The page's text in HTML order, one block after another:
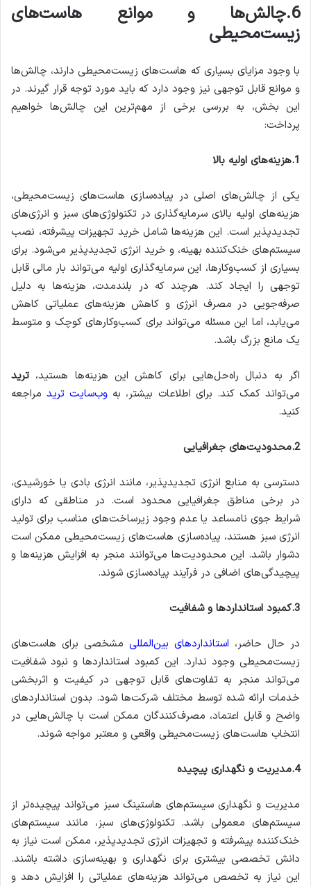
6.چالش‌ها و موانع هاست‌های
زیست‌محیطی
با وجود مزایای بسیاری که هاست‌های زیست‌محیطی دارند، چالش‌ها
و موانع قابل توجهی نیز وجود دارد که باید مورد توجه قرار گیرند. در
این بخش، به بررسی برخی از مهم‌ترین این چالش‌ها خواهیم
پرداخت:
1.هزینه‌های اولیه بالا
یکی از چالش‌های اصلی در پیاده‌سازی هاست‌های زیست‌محیطی،
هزینه‌های اولیه بالای سرمایه‌گذاری در تکنولوژی‌های سبز و انرژی‌های
تجدیدپذیر است. این هزینه‌ها شامل خرید تجهیزات پیشرفته، نصب
سیستم‌های خنک‌کننده بهینه، و خرید انرژی تجدیدپذیر می‌شود. برای
بسیاری از کسب‌وکارها، این سرمایه‌گذاری اولیه می‌تواند بار مالی قابل
توجهی را ایجاد کند. هرچند که در بلندمدت، هزینه‌ها به دلیل
صرفه‌جویی در مصرف انرژی و کاهش هزینه‌های عملیاتی کاهش
می‌یابد، اما این مسئله می‌تواند برای کسب‌وکارهای کوچک و متوسط
یک مانع بزرگ باشد.
اگر به دنبال راه‌حل‌هایی برای کاهش این هزینه‌ها هستید، ترید
می‌تواند کمک کند. برای اطلاعات بیشتر، به وب‌سایت تریدمراجعه
کنید.
2.محدودیت‌های جغرافیایی
دسترسی به منابع انرژی تجدیدپذیر، مانند انرژی بادی یا خورشیدی،
در برخی مناطق جغرافیایی محدود است. در مناطقی که دارای
شرایط جوی نامساعد یا عدم وجود زیرساخت‌های مناسب برای تولید
انرژی سبز هستند، پیاده‌سازی هاست‌های زیست‌محیطی ممکن است
دشوار باشد. این محدودیت‌ها می‌توانند منجر به افزایش هزینه‌ها و
پیچیدگی‌های اضافی در فرآیند پیاده‌سازی شوند.
3.کمبود استانداردها و شفافیت
در حال حاضر، استانداردهای بین‌المللی مشخصی برای هاست‌های
زیست‌محیطی وجود ندارد. این کمبود استانداردها و نبود شفافیت
می‌تواند منجر به تفاوت‌های قابل توجهی در کیفیت و اثربخشی
خدمات ارائه شده توسط مختلف شرکت‌ها شود. بدون استانداردهای
واضح و قابل اعتماد، مصرف‌کنندگان ممکن است با چالش‌هایی در
انتخاب هاست‌های زیست‌محیطی واقعی و معتبر مواجه شوند.
4.مدیریت و نگهداری پیچیده
مدیریت و نگهداری سیستم‌های هاستینگ سبز می‌تواند پیچیده‌تر از
سیستم‌های معمولی باشد. تکنولوژی‌های سبز، مانند سیستم‌های
خنک‌کننده پیشرفته و تجهیزات انرژی تجدیدپذیر، ممکن است نیاز به
دانش تخصصی بیشتری برای نگهداری و بهینه‌سازی داشته باشند.
این نیاز به تخصص می‌تواند هزینه‌های عملیاتی را افزایش دهد و